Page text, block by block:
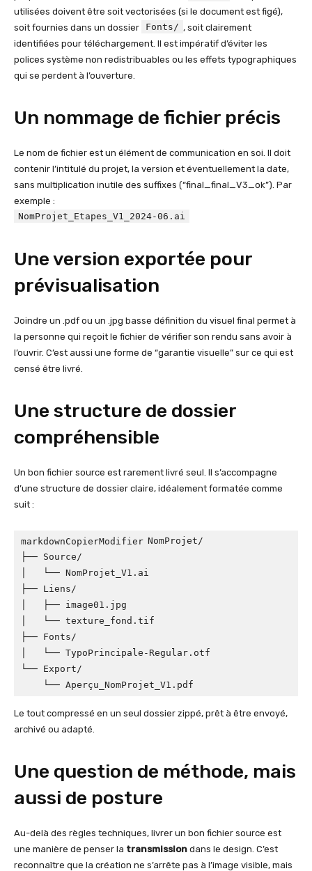
utilisées doivent être soit vectorisées (si le document est figé),
soit fournies dans un dossier
Fonts/ , soit clairement
identifiées pour téléchargement. Il est impératif d’éviter les
polices système non redistribuables ou les effets typographiques
qui se perdent à l’ouverture.
Un nommage de fichier précis
Le nom de fichier est un élément de communication en soi. Il doit
contenir l’intitulé du projet, la version et éventuellement la date,
sans multiplication inutile des suffixes (“final_final_V3_ok”). Par
exemple :
NomProjet_Etapes_V1_2024-06.ai
Une version exportée pour
prévisualisation
Joindre un .pdf ou un .jpg basse définition du visuel final permet à
la personne qui reçoit le fichier de vérifier son rendu sans avoir à
l’ouvrir. C’est aussi une forme de “garantie visuelle” sur ce qui est
censé être livré.
Une structure de dossier
compréhensible
Un bon fichier source est rarement livré seul. Il s’accompagne
d’une structure de dossier claire, idéalement formatée comme
suit :
markdownCopierModifier NomProjet/
├── Source/
│   └── NomProjet_V1.ai
├── Liens/
│   ├── image01.jpg
│   └── texture_fond.tif
├── Fonts/
│   └── TypoPrincipale-Regular.otf
└── Export/
Le tout compressé en un seul dossier zippé, prêt à être envoyé,
archivé ou adapté.
Une question de méthode, mais
aussi de posture
Au-delà des règles techniques, livrer un bon fichier source est
une manière de penser la transmission dans le design. C’est
reconnaître que la création ne s’arrête pas à l’image visible, mais